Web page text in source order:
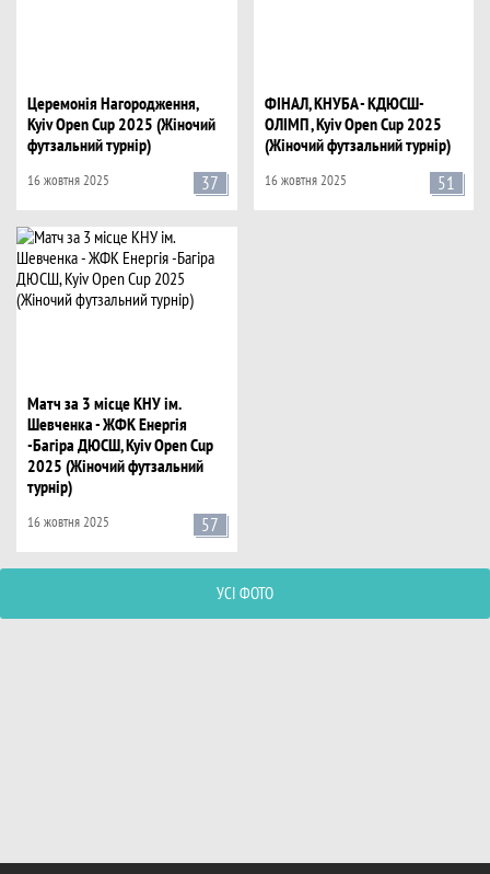
Церемонія Нагородження,
Kyiv Open Cup 2025 (Жіночий
футзальний турнір)
16 жовтня 2025 37
ФІНАЛ, КНУБА - КДЮСШ-
ОЛІМП , Kyiv Open Cup 2025
(Жіночий футзальний турнір)
16 жовтня 2025 51
Матч за 3 місце КНУ ім.
Шевченка - ЖФК Енергія
-Багіра ДЮСШ, Kyiv Open Cup
2025 (Жіночий футзальний
турнір)
16 жовтня 2025 57
УСІ ФОТО